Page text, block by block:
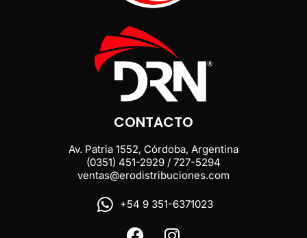
CONTACTO
Av. Patria 1552, Córdoba, Argentina
(0351) 451-2929 / 727-5294
ventas@erodistribuciones.com
+54 9 351-6371023